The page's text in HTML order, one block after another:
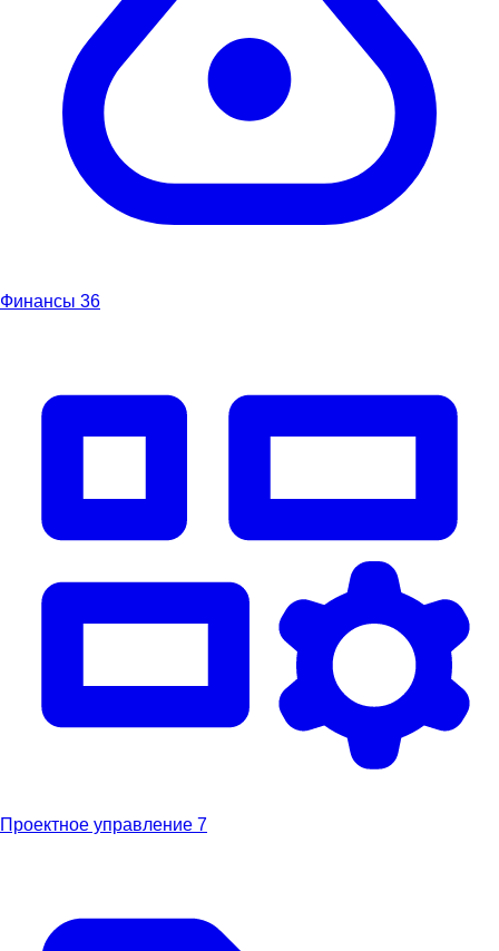
Финансы 36
Проектное управление 7